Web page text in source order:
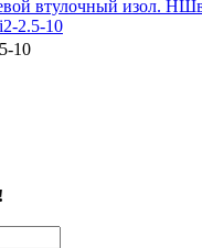
втулочный изол.
2.5-10
10
!